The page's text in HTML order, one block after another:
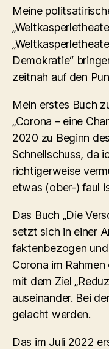
Meine
Demokratie“
zeitnah auf den
Mein erstes Buch
„Corona – eine
2020 zu Beginn
Schnellschuss, da
richtigerweise
etwas (ober-) faul
Das Buch „Die
setzt sich in einer
faktenbezogen
Corona im
mit dem Ziel
auseinander. Bei
gelacht werden.
Das im Juli 2022